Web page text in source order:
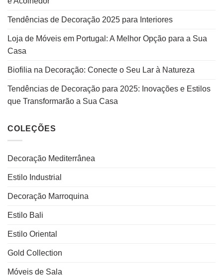
Tendências de Decoração 2025 para Interiores
Loja de Móveis em Portugal: A Melhor Opção para a Sua
Casa
Biofilia na Decoração: Conecte o Seu Lar à Natureza
Tendências de Decoração para 2025: Inovações e Estilos
que Transformarão a Sua Casa
COLEÇÕES
Decoração Mediterrânea
Estilo Industrial
Decoração Marroquina
Estilo Bali
Estilo Oriental
Gold Collection
Móveis de Sala